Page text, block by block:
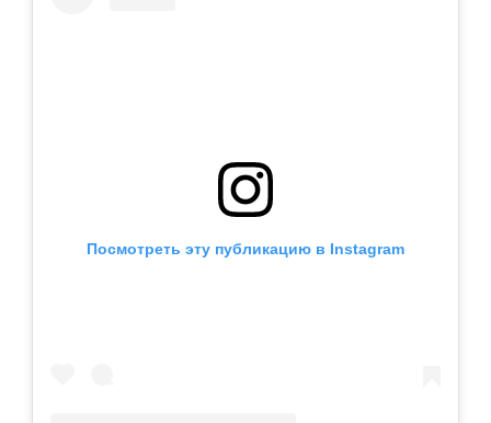
Посмотреть эту публикацию в Instagram